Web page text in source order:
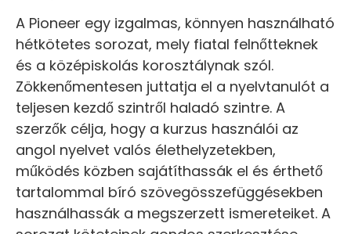
A Pioneer egy izgalmas, könnyen használható
hétkötetes sorozat, mely fiatal felnőtteknek
és a középiskolás korosztálynak szól.
Zökkenőmentesen juttatja el a nyelvtanulót a
teljesen kezdő szintről haladó szintre. A
szerzők célja, hogy a kurzus használói az
angol nyelvet valós élethelyzetekben,
működés közben sajátíthassák el és érthető
tartalommal bíró szövegösszefüggésekben
használhassák a megszerzett ismereteiket. A